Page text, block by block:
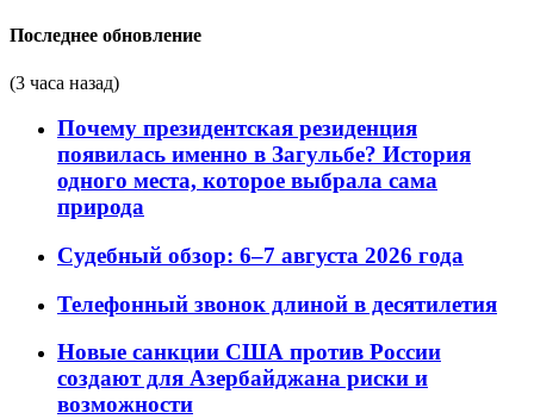
Последнее обновление
(3 часа назад)
Почему президентская резиденция
появилась именно в Загульбе? История
одного места, которое выбрала сама
природа
Судебный обзор: 6–7 августа 2026 года
Телефонный звонок длиной в десятилетия
Новые санкции США против России
создают для Азербайджана риски и
возможности